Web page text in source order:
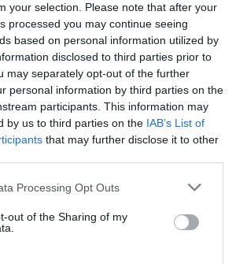
your selection. Please note that after your
processed you may continue seeing
based on personal information utilized by
disclosed to third parties prior to
may separately opt-out of the further
personal information by third parties on the
participants. This information may
by us to third parties on the IAB’s List of
that may further disclose it to other
Processing Opt Outs
out of the Sharing of my
quincenal marcando PRO Fitness a
.
como fuente preferida de Google
con las últimas noticias de actualidad.
ACTIVAR AHORA